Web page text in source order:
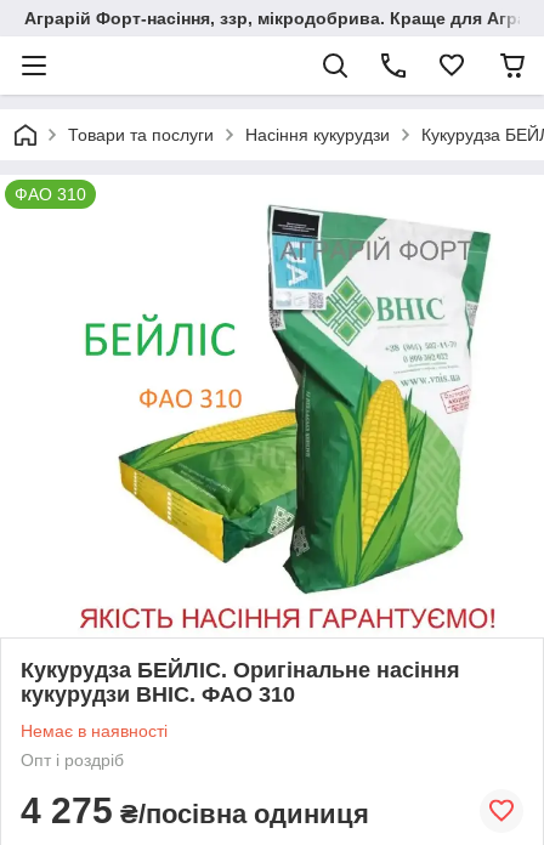
Аграрій Форт-насіння, ззр, мікродобрива. Краще для
Товари та послуги Насіння кукурудзи Кукурудза
ФАО 310
Кукурудза БЕЙЛІС. Оригінальне насіння
кукурудзи ВНІС. ФАО 310
Немає в наявності
Опт і роздріб
4 275 ₴/посівна одиниця